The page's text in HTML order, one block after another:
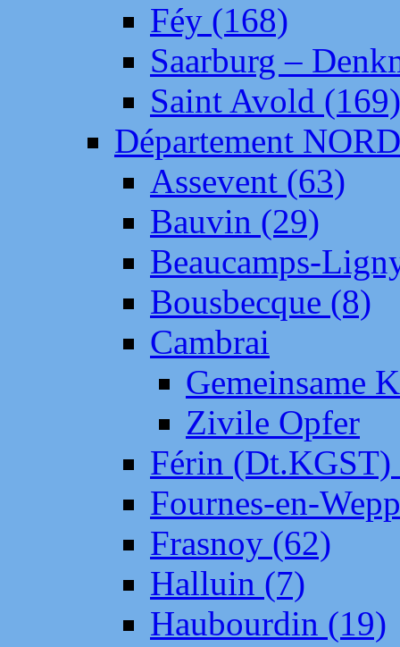
Féy (168)
Saarburg –
Saint Avold (169)
Département NORD
Assevent (63)
Bauvin (29)
Beaucamps-
Bousbecque (8)
Cambrai
Gemeinsame
Zivile Opfer
Férin (Dt.KGST)
Fournes-en-
Frasnoy (62)
Halluin (7)
Haubourdin (19)